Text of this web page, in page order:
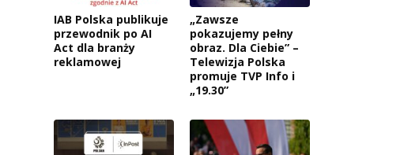
IAB Polska publikuje
przewodnik po AI
Act dla branży
reklamowej
„Zawsze
pokazujemy pełny
obraz. Dla Ciebie” –
Telewizja Polska
promuje TVP Info i
„19.30”